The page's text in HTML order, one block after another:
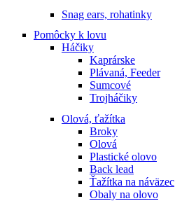
Snag ears, rohatinky
Pomôcky k lovu
Háčiky
Kaprárske
Plávaná, Feeder
Sumcové
Trojháčiky
Olová, ťažítka
Broky
Olová
Plastické olovo
Back lead
Ťažítka na náväzec
Obaly na olovo